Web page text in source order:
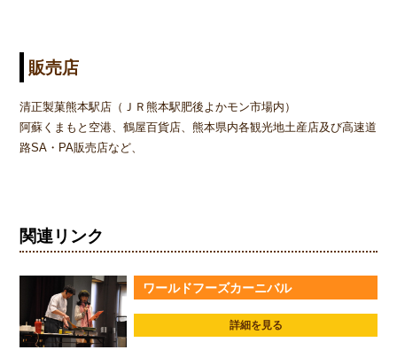
販売店
清正製菓熊本駅店（ＪＲ熊本駅肥後よかモン市場内）
阿蘇くまもと空港、鶴屋百貨店、熊本県内各観光地土産店及び高速道
路SA・PA販売店など、
関連リンク
ワールドフーズカーニバル
詳細を見る